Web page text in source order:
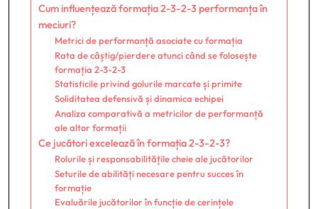
Cum influențează formația 2-3-2-3 performanța în
meciuri?
Metrici de performanță asociate cu formația
Rata de câștig/pierdere atunci când se folosește
formația 2-3-2-3
Statisticile privind golurile marcate și primite
Soliditatea defensivă și dinamica echipei
Analiza comparativă a metricilor de performanță
ale altor formații
Ce jucători excelează în formația 2-3-2-3?
Rolurile și responsabilitățile cheie ale jucătorilor
Seturile de abilități necesare pentru succes în
formație
Evaluările jucătorilor în funcție de cerințele